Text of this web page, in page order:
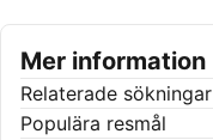
Mer information
Relaterade sökningar
Populära resmål